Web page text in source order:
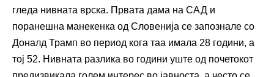
гледа нивната врска. Првата дама на САД и
поранешна манекенка од Словенија се запознале со
Доналд Трамп во период кога таа имала 28 години, а
тој 52. Нивната разлика во години уште од почетокот